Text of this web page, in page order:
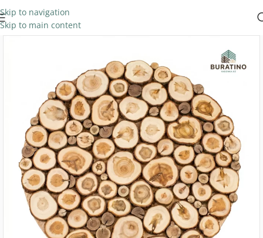
Skip to navigation
Skip to main content